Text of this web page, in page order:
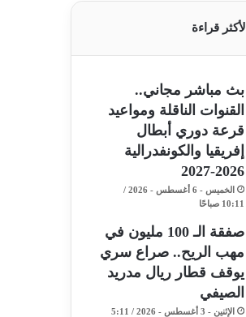
الأكثر قراءة
بث مباشر مجاني..
القنوات الناقلة ومواعيد
قرعة دوري أبطال
إفريقيا والكونفدرالية
2026-2027
الخميس - 6 أغسطس - 2026 /
10:11 صباحًا
صفقة الـ 100 مليون في
مهب الريح.. صراع سري
يوقف قطار ريال مدريد
الصيفي
الإثنين - 3 أغسطس - 2026 / 5:11